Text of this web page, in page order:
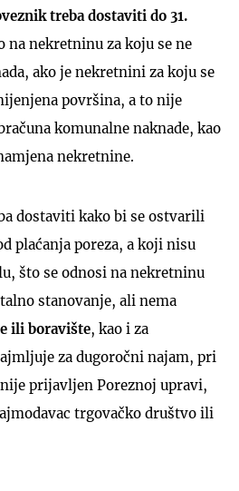
treba dostaviti do 31.
na nekretninu za koju se ne
ako je nekretnini za koju se
površina, a to nije
komunalne naknade, kao
nekretnine.
dostaviti kako bi se ostvarili
plaćanja poreza, a koji nisu
što se odnosi na nekretninu
stanovanje, ali nema
ili boravište, kao i za
za dugoročni najam, pri
prijavljen Poreznoj upravi,
trgovačko društvo ili